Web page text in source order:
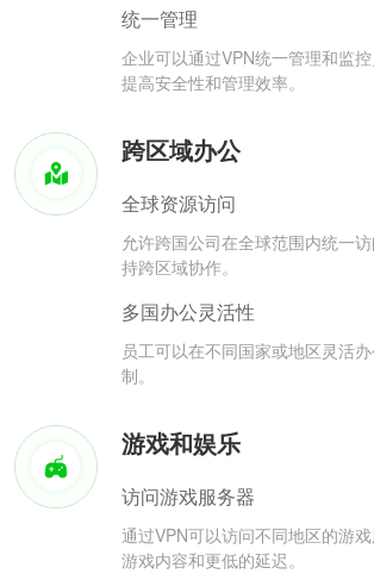
统一管理
企业可以通过VPN统一管理和监
提高安全性和管理效率。
跨区域办公
全球资源访问
允许跨国公司在全球范围内统一
持跨区域协作。
多国办公灵活性
员工可以在不同国家或地区灵活
制。
游戏和娱乐
访问游戏服务器
通过VPN可以访问不同地区的游
游戏内容和更低的延迟。